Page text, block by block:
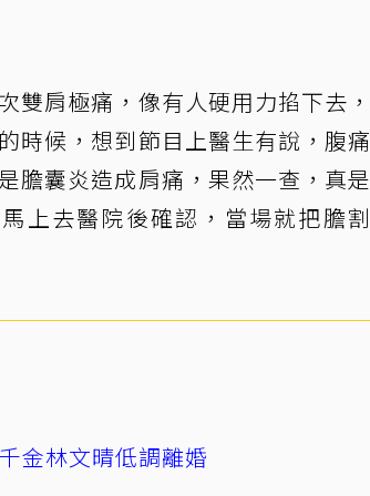
雙肩極痛，像有人硬用力掐下去，
時候，想到節目上醫生有說，腹痛
膽囊炎造成肩痛，果然一查，真是
上去醫院後確認，當場就把膽割
金林文晴低調離婚